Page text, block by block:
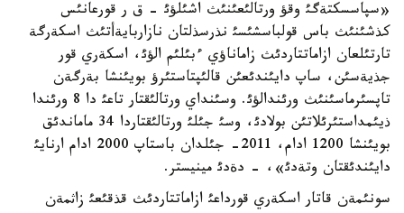
«سپاسسكتةگئ وقؤ ورتالئعئنئث اشئلؤئ - ق ر قورعانئس
كذشئنئث باس قولباسشئسئ نذرسذلتان نازاربايةأتئث اسكةرگة
تارتئلعان ازاماتتاردئث زاماناؤي ءبئلئم الؤئ، اسكةري قور
جذيةسئن، ساپ دايئندئعئن قالئپتاستئرؤ بويئنشا بةرگةن
تاپسئرماسئنئث ورئندالؤئ. وسئنداي ورتالئقتار تاعئ دا 8 ورئندا
ذيئمداستئرئلاتئن بولادئ، وسئ جئلئ ورتالئقتاردا 34 ماماندئق
بويئنشا 1200 ادام، 2011- جئلدان باستاپ 2000 ادام ارنايئ
دايئندئقتان وتةدئ»، - دةدئ مينيستر.
سونئمةن قاتار اسكةري قورداعئ ازاماتتاردئث قذقئعئ زاثمةن